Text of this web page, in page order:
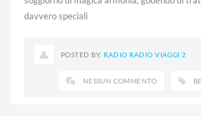
davvero speciali
POSTED BY: RADIO RADIO VIAGGI 2
NESSUN COMMENTO